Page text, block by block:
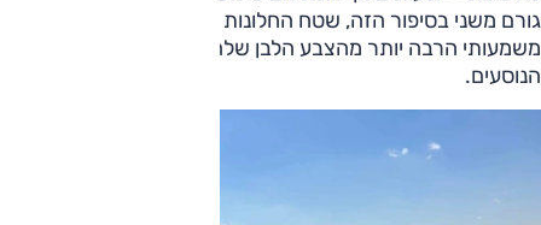
גורם משני בסיפור הזה, שטח החלונות של המכונית שלכם
משמעותי הרבה יותר מהצבע הלבן שלה בכל הקשור לחום בתא
הנוסעים.